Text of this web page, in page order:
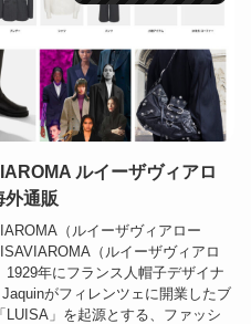
ルイーザヴィアロ
外通販
（ルイーザヴィアロー
（ルイーザヴィアロ
1929年にフランス人帽子デザイナ
がフィレンツェに開業したブ
LUISA」を起源とする、ファッシ